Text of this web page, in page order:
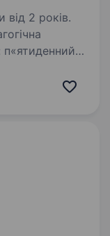
від 2 років.
п«ятиденний
НТУУ «КПІ» м.